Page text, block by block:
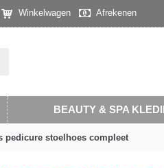
Winkelwagen Afrekenen
BEAUTY & SPA
pedicure stoelhoes compleet